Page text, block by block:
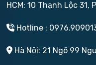
HCM: 10 Thạnh Lộc 31,
Hotline :
Hà Nội: 21 Ngõ 99